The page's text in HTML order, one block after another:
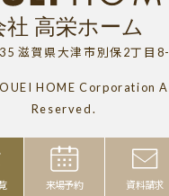
滋賀県大津市別保2丁目
HOME Corporation
Reserved.
来場予約 資料請求